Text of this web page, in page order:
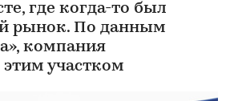
где когда-то был
рынок. По данным
компания
этим участком